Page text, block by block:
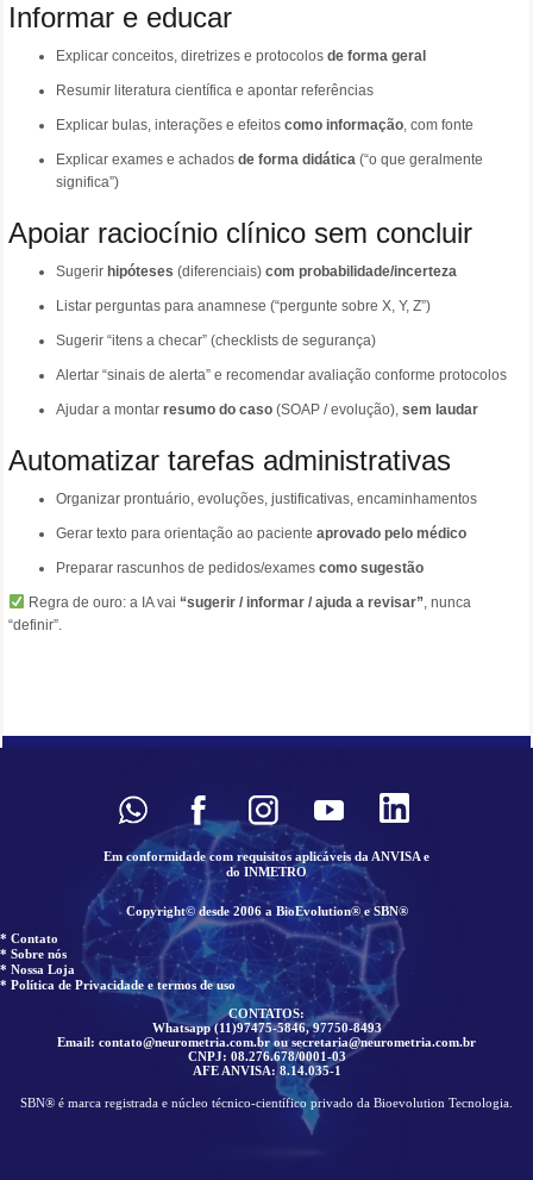
Informar e educar
Explicar conceitos, diretrizes e protocolos de forma geral
Resumir literatura científica e apontar referências
Explicar bulas, interações e efeitos como informação, com fonte
Explicar exames e achados de forma didática (“o que geralmente
significa”)
Apoiar raciocínio clínico sem concluir
Sugerir hipóteses (diferenciais) com probabilidade/incerteza
Listar perguntas para anamnese (“pergunte sobre X, Y, Z”)
Sugerir “itens a checar” (checklists de segurança)
Alertar “sinais de alerta” e recomendar avaliação conforme protocolos
Ajudar a montar resumo do caso (SOAP / evolução), sem laudar
Automatizar tarefas administrativas
Organizar prontuário, evoluções, justificativas, encaminhamentos
Gerar texto para orientação ao paciente aprovado pelo médico
Preparar rascunhos de pedidos/exames como sugestão
Regra de ouro: a IA vai “sugerir / informar / ajuda a revisar”, nunca
“definir”.
Em conformidade com requisitos aplicáveis da ANVISA e
do INMETRO
Copyright© desde 2006 a BioEvolution® e SBN®
* Contato
* Sobre nós
* Nossa Loja
* Política de Privacidade e termos de uso
CONTATOS:
Whatsapp (11)97475-5846, 97750-8493
Email: contato@neurometria.com.br ou secretaria@neurometria.com.br
CNPJ: 08.276.678/0001-03
AFE ANVISA: 8.14.035-1
SBN® é marca registrada e núcleo técnico-científico privado da Bioevolution Tecnologia.